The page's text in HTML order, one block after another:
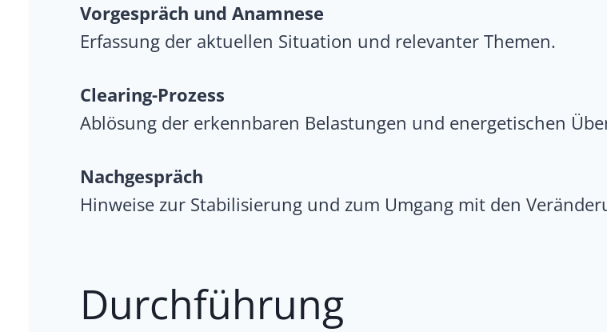
Vorgespräch und Anamnese
Erfassung der aktuellen Situation und relevanter Themen.
Clearing-Prozess
Ablösung der erkennbaren Belastungen und energetischen
Nachgespräch
Hinweise zur Stabilisierung und zum Umgang mit den
Durchführung